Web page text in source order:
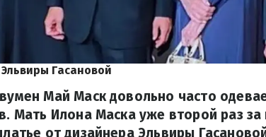
Гасановой
Май Маск довольно часто
Мать Илона Маска уже второй раз
от дизайнера Эльвиры